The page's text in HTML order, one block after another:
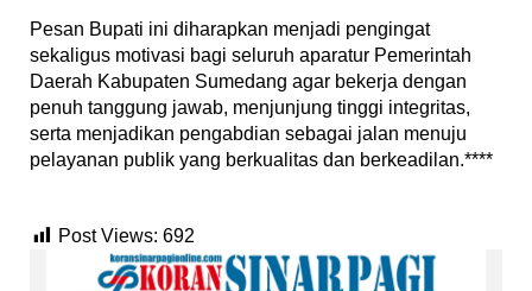
‎Pesan Bupati ini diharapkan menjadi pengingat
sekaligus motivasi bagi seluruh aparatur Pemerintah
Daerah Kabupaten Sumedang agar bekerja dengan
penuh tanggung jawab, menjunjung tinggi integritas,
serta menjadikan pengabdian sebagai jalan menuju
pelayanan publik yang berkualitas dan berkeadilan.****
Post Views: 692